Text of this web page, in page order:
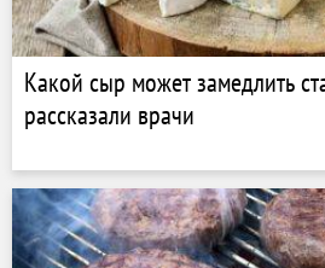
Какой сыр может замедлить
рассказали врачи